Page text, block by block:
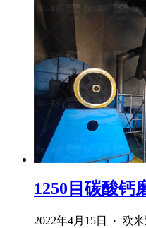
1250目碳酸钙
2022年4月15日 · 欧